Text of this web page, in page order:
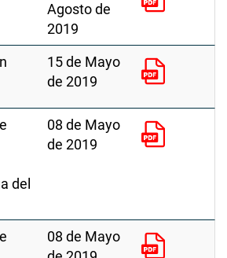
Agosto de
2019
15 de Mayo
de 2019
del
08 de Mayo
de 2019
08 de Mayo